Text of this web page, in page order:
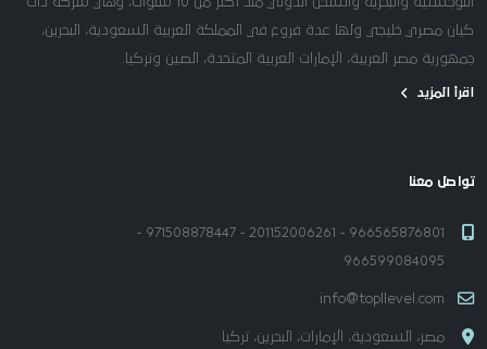
كيان مصري خليجي ولها عدة فروع في المملكة العربية السعودية، البحرين،
جمهورية مصر العربية، الإمارات العربية المتحدة، الصين وتركيا.
اقرأ المزيد
تواصل معنا
966565876801 - 201152006261 - 971508878447 -
966599084095
info@topllevel.com
مصر، السعودية، الإمارات، البحرين، تركيا